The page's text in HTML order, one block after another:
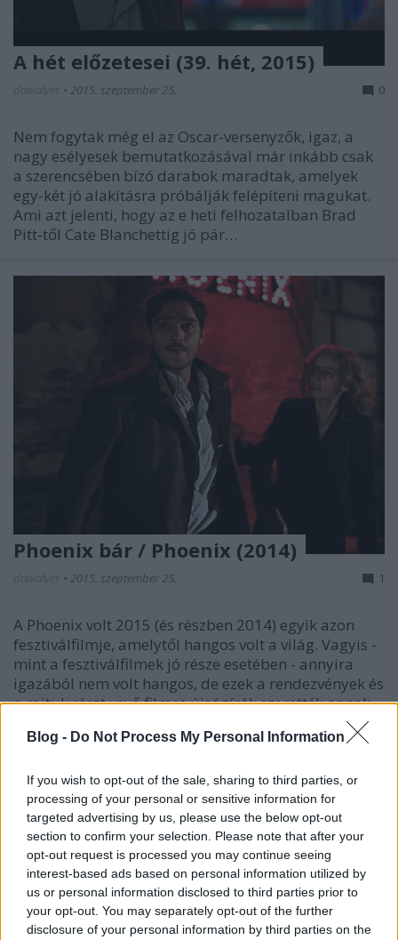
Blog - Do Not Process My Personal Information
If you wish to opt-out of the sale, sharing to third parties, or
processing of your personal or sensitive information for
targeted advertising by us, please use the below opt-out
section to confirm your selection. Please note that after your
opt-out request is processed you may continue seeing
interest-based ads based on personal information utilized by
us or personal information disclosed to third parties prior to
your opt-out. You may separately opt-out of the further
disclosure of your personal information by third parties on the
A hét előzetesei (39. hét, 2015)
• 2015. szeptember 25. 0
Nem fogytak még el az Oscar-versenyzők, igaz, a
nagy esélyesek bemutatkozásával már inkább csak
a szerencsében bízó darabok maradtak, amelyek
egy-két jó alakításra próbálják felépíteni magukat.
Ami azt jelenti, hogy az e heti felhozatalban Brad
Pitt-től Cate Blanchettig jó pár…
Phoenix bár / Phoenix (2014)
• 2015. szeptember 25. 1
A Phoenix volt 2015 (és részben 2014) egyik azon
fesztiválfilmje, amelytől hangos volt a világ. Vagyis -
mint a fesztiválfilmek jó része esetében - annyira
igazából nem volt hangos, de ezek a rendezvények és
a rajtuk részt vevő filmes újságírók szerették annak